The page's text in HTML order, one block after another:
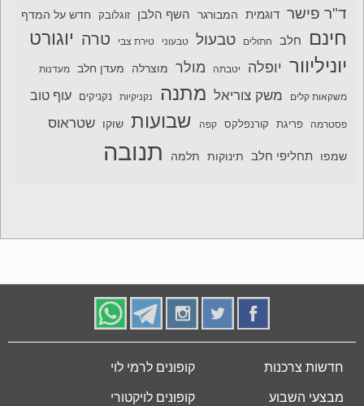
ד"ר פישר דוגמית המבורגר השף הלבן זוגלובק חדש על המדף
חינם חלב חתולים טבעול טבעוני טירת צבי טרה יוגורט
יוניליוור יופלה יטבתה מולר מוצרלה מעדן חלב מעדנות
משקאות קלים משק צוריאל מתנה נקניקיות נקניקים עוף טוב
פסטרמה פריגת קורנפלקס קפה שבועות שוקו שטראוס
שמפו תחליפי חלב תינוקות תלמה תנובה
חדשות צרכנות
מבצעי השבוע
קופונים לרמי לוי
קופונים לויקטורי